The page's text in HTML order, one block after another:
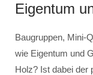
Eigentum
Baugruppen, Mini-
wie Eigentum und
Holz? Ist dabei der